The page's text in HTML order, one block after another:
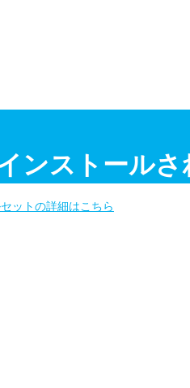
ンストールさ
ットの詳細はこちら